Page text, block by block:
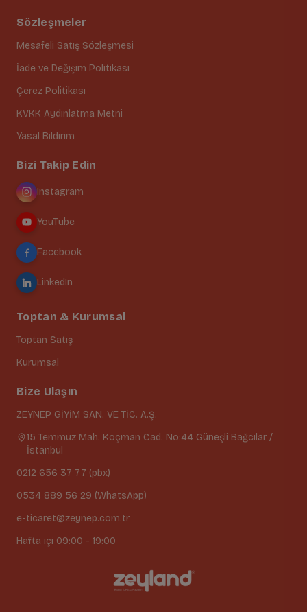
Sözleşmeler
Mesafeli Satış Sözleşmesi
İade ve Değişim Politikası
Çerez Politikası
KVKK Aydınlatma Metni
Yasal Bildirim
Bizi Takip Edin
Instagram
YouTube
Facebook
LinkedIn
Toptan & Kurumsal
Toptan Satış
Kurumsal
Bize Ulaşın
ZEYNEP GİYİM SAN. VE TİC. A.Ş.
15 Temmuz Mah. Koçman Cad. No:44 Güneşli Bağcılar /
İstanbul
0212 656 37 77 (pbx)
0534 889 56 29 (WhatsApp)
e-ticaret@zeynep.com.tr
Hafta içi 09:00 - 19:00